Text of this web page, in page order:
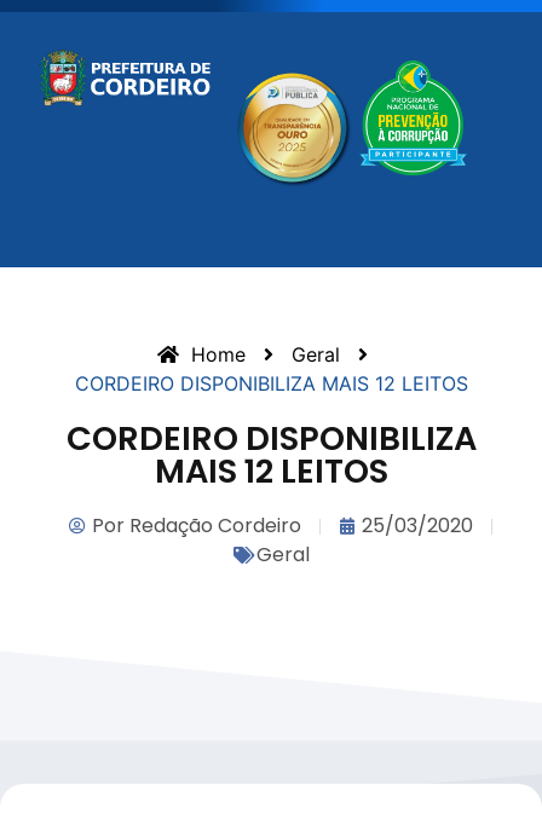
Home
Geral
CORDEIRO DISPONIBILIZA MAIS 12 LEITOS
CORDEIRO DISPONIBILIZA
MAIS 12 LEITOS
PorRedação Cordeiro
25/03/2020
Geral